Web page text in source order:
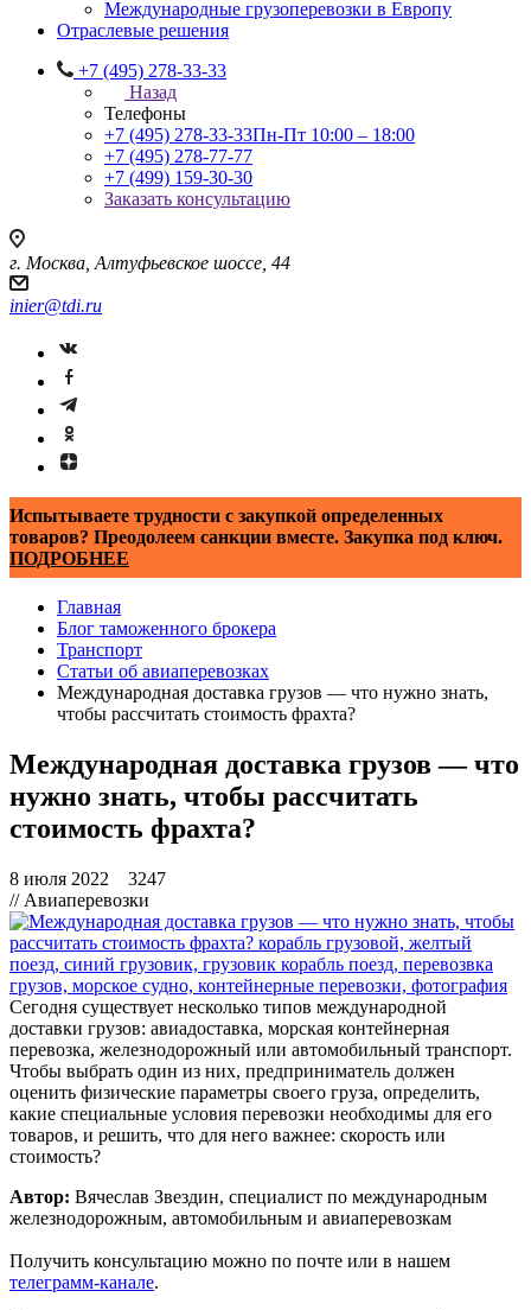
Международные грузоперевозки в Европу
Отраслевые решения
+7 (495) 278-33-33
Назад
Телефоны
+7 (495) 278-33-33Пн-Пт 10:00 – 18:00
+7 (495) 278-77-77
+7 (499) 159-30-30
Заказать консультацию
г. Москва, Алтуфьевское шоссе, 44
inier@tdi.ru
Испытываете трудности с закупкой определенных
товаров? Преодолеем санкции вместе. Закупка под ключ.
ПОДРОБНЕЕ
Главная
Блог таможенного брокера
Транспорт
Статьи об авиаперевозках
Международная доставка грузов — что нужно знать,
чтобы рассчитать стоимость фрахта?
Международная доставка грузов — что
нужно знать, чтобы рассчитать
стоимость фрахта?
8 июля 2022
3247
// Авиаперевозки
Сегодня существует несколько типов международной
доставки грузов: авиадоставка, морская контейнерная
перевозка, железнодорожный или автомобильный транспорт.
Чтобы выбрать один из них, предприниматель должен
оценить физические параметры своего груза, определить,
какие специальные условия перевозки необходимы для его
товаров, и решить, что для него важнее: скорость или
стоимость?
Автор: Вячеслав Звездин, специалист по международным
железнодорожным, автомобильным и авиаперевозкам
Получить консультацию можно по почте или в нашем
телеграмм-канале.